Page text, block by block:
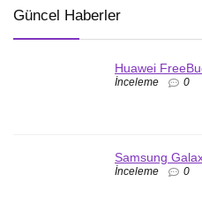
Güncel Haberler
Huawei
İnceleme 0
Samsung
İnceleme 0